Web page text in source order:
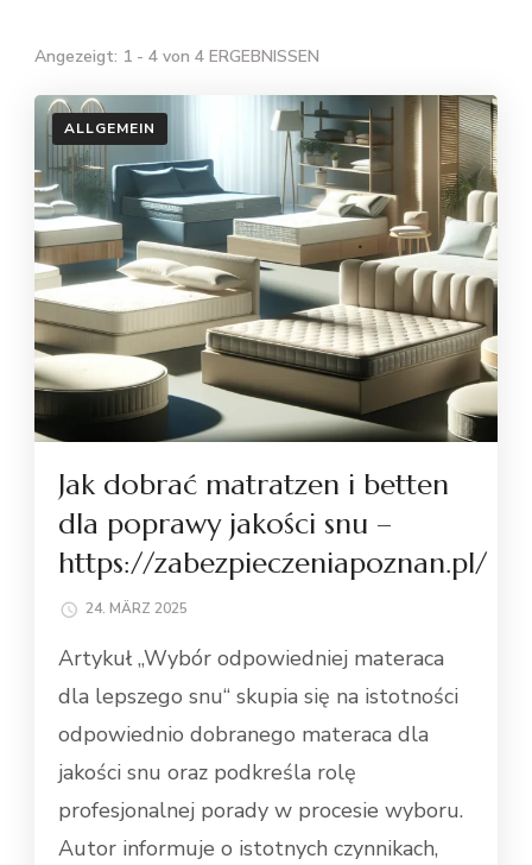
Angezeigt: 1 - 4 von 4 ERGEBNISSEN
ALLGEMEIN
Jak dobrać matratzen i betten
dla poprawy jakości snu –
https://zabezpieczeniapoznan.pl/
24. MÄRZ 2025
Artykuł „Wybór odpowiedniej materaca
dla lepszego snu“ skupia się na istotności
odpowiednio dobranego materaca dla
jakości snu oraz podkreśla rolę
profesjonalnej porady w procesie wyboru.
Autor informuje o istotnych czynnikach,